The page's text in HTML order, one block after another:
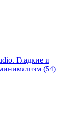
Гладкие и
(54)